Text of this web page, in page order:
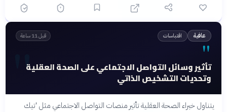
" عافية اقتباسات قبل 11 ساعة
"
تأثير وسائل التواصل الاجتماعي على الصحة العقلية
وتحديات التشخيص الذاتي
يتناول خبراء الصحة العقلية تأثير منصات التواصل الاجتماعي مثل 'تيك